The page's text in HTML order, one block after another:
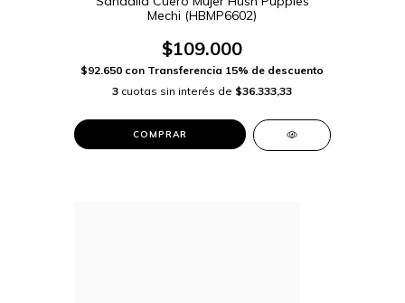
Mechi (HBMP6602)
$109.000
$92.650 con Transferencia 15% de descuento
3 cuotas sin interés de $36.333,33
COMPRAR